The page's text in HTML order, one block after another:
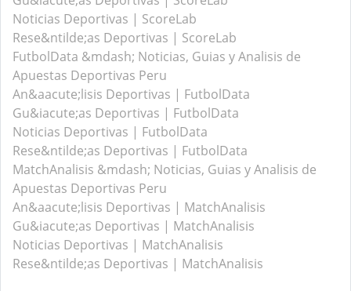
Noticias Deportivas | ScoreLab
Rese&ntilde;as Deportivas | ScoreLab
FutbolData &mdash; Noticias, Guias y Analisis de
Apuestas Deportivas Peru
An&aacute;lisis Deportivas | FutbolData
Gu&iacute;as Deportivas | FutbolData
Noticias Deportivas | FutbolData
Rese&ntilde;as Deportivas | FutbolData
MatchAnalisis &mdash; Noticias, Guias y Analisis de
Apuestas Deportivas Peru
An&aacute;lisis Deportivas | MatchAnalisis
Gu&iacute;as Deportivas | MatchAnalisis
Noticias Deportivas | MatchAnalisis
Rese&ntilde;as Deportivas | MatchAnalisis